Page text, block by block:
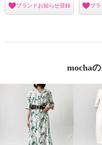
ブランドお知らせ登録 ブ
mocha